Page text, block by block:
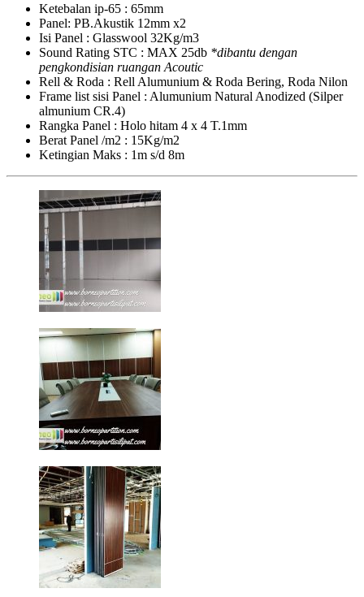
Ketebalan ip-65 : 65mm
Panel: PB.Akustik 12mm x2
Isi Panel : Glasswool 32Kg/m3
Sound Rating STC : MAX 25db *dibantu dengan
pengkondisian ruangan Acoutic
Rell & Roda : Rell Alumunium & Roda Bering, Roda Nilon
Frame list sisi Panel : Alumunium Natural Anodized (Silper
almunium CR.4)
Rangka Panel : Holo hitam 4 x 4 T.1mm
Berat Panel /m2 : 15Kg/m2
Ketingian Maks : 1m s/d 8m